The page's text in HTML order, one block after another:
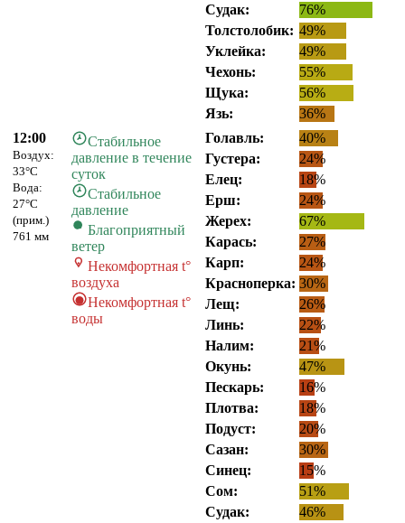
Судак:
76%
Толстолобик: 49%
Уклейка:
49%
Чехонь:
55%
Щука:
56%
Язь:
36%
12:00
Воздух:
33°C
Вода:
27°C
(прим.)
761 мм
Стабильное
давление в течение
суток
Стабильное
давление
Благоприятный
ветер
Некомфортная t°
воздуха
Некомфортная t°
воды
Голавль:
40%
Густера:
24%
Елец:
18%
Ерш:
24%
Жерех:
67%
Карась:
27%
Карп:
24%
Красноперка: 30%
Лещ:
26%
Линь:
22%
Налим:
21%
Окунь:
47%
Пескарь:
16%
Плотва:
18%
Подуст:
20%
Сазан:
30%
Синец:
15%
Сом:
51%
Судак:
46%